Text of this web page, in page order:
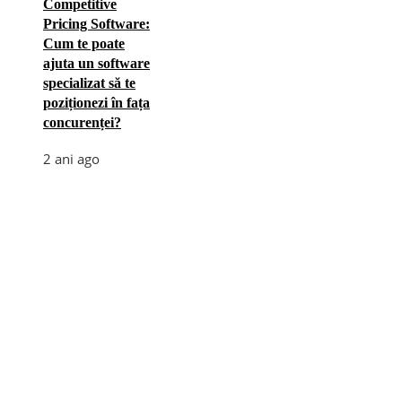
Competitive
Pricing Software:
Cum te poate
ajuta un software
specializat să te
poziționezi în fața
concurenței?
2 ani ago